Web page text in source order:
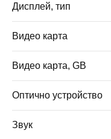
Дисплей, тип
Видео карта
Видео карта, GB
Оптично устройство
Звук